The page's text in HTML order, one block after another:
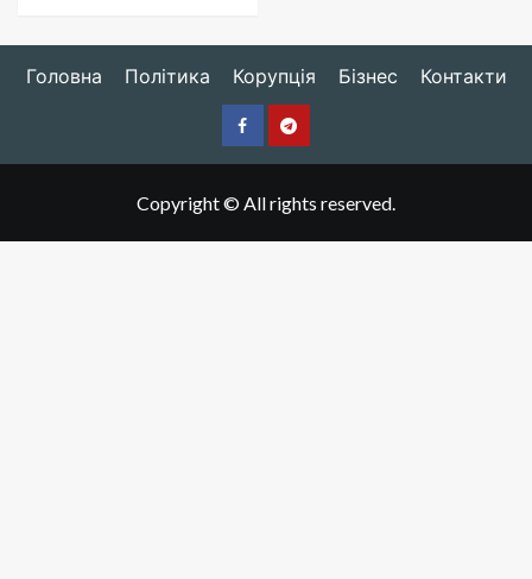
Головна Політика Корупція Бізнес Контакти
FacebookTelegram
Copyright © All rights reserved.